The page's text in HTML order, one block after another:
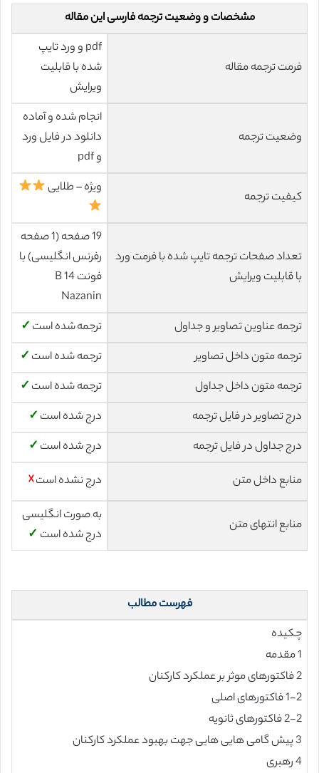
مشخصات و وضعیت ترجمه فارسی این مقاله
فرمت ترجمه مقاله
pdf و ورد تایپ
شده با قابلیت
ویرایش
وضعیت ترجمه
انجام شده و آماده
دانلود در فایل ورد
و pdf
کیفیت ترجمه
ویژه – طلایی
تعداد صفحات ترجمه تایپ شده با فرمت ورد
با قابلیت ویرایش
19 صفحه (1 صفحه
رفرنس انگلیسی) با
فونت 14 B
Nazanin
ترجمه عناوین تصاویر و جداول
ترجمه شده است ✓
ترجمه متون داخل تصاویر
ترجمه شده است ✓
ترجمه متون داخل جداول
ترجمه شده است ✓
درج تصاویر در فایل ترجمه
درج شده است ✓
درج جداول در فایل ترجمه
درج شده است ✓
منابع داخل متن
درج نشده است☓
منابع انتهای متن
به صورت انگلیسی
درج شده است ✓
فهرست مطالب
چکیده
1 مقدمه
2 فاکتورهای موثر بر عملکرد کارکنان
1-2 فاکتورهای اصلی
2-2 فاکتورهای ثانویه
3 پیش گامی هایی هایی جهت بهبود عملکرد کارکنان
4 رهبری